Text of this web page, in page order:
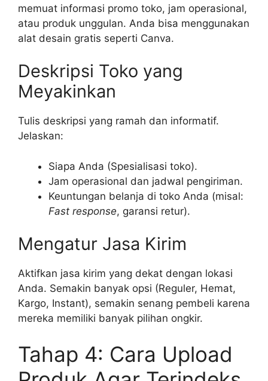
memuat informasi promo toko, jam operasional,
atau produk unggulan. Anda bisa menggunakan
alat desain gratis seperti Canva.
Deskripsi Toko yang
Meyakinkan
Tulis deskripsi yang ramah dan informatif.
Jelaskan:
Siapa Anda (Spesialisasi toko).
Jam operasional dan jadwal pengiriman.
Keuntungan belanja di toko Anda (misal:
Fast response, garansi retur).
Mengatur Jasa Kirim
Aktifkan jasa kirim yang dekat dengan lokasi
Anda. Semakin banyak opsi (Reguler, Hemat,
Kargo, Instant), semakin senang pembeli karena
mereka memiliki banyak pilihan ongkir.
Tahap 4: Cara Upload